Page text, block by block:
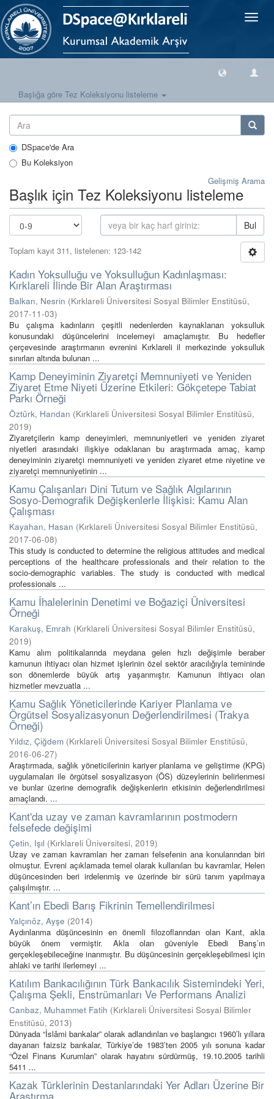
Geçiş
Başlığa göre Tez Koleksiyonu listeleme
DSpace'de Ara
Bu Koleksiyon
Gelişmiş Arama
Başlık için Tez Koleksiyonu listeleme
Bul
Toplam kayıt 311, listelenen: 123-142
Kadın Yoksulluğu ve Yoksulluğun Kadınlaşması:
Kırklareli İlinde Bir Alan Araştırması
Balkan, Nesrin (Kırklareli Üniversitesi Sosyal Bilimler Enstitüsü,
2017-11-03)
Bu çalışma kadınların çeşitli nedenlerden kaynaklanan yoksulluk
konusundaki düşüncelerini incelemeyi amaçlamıştır. Bu hedefler
çerçevesinde araştırmanın evrenini Kırklareli il merkezinde yoksulluk
sınırları altında bulunan ...
Kamp Deneyiminin Ziyaretçi Memnuniyeti ve Yeniden
Ziyaret Etme Niyeti Üzerine Etkileri: Gökçetepe Tabiat
Parkı Örneği
Öztürk, Handan (Kırklareli Üniversitesi Sosyal Bilimler Enstitüsü,
2019)
Ziyaretçilerin kamp deneyimleri, memnuniyetleri ve yeniden ziyaret
niyetleri arasındaki ilişkiye odaklanan bu araştırmada amaç, kamp
deneyiminin ziyaretçi memnuniyeti ve yeniden ziyaret etme niyetine ve
ziyaretçi memnuniyetinin ...
Kamu Çalışanları Dini Tutum ve Sağlık Algılarının
Sosyo-Demografik Değişkenlerle İlişkisi: Kamu Alan
Çalışması
Kayahan, Hasan (Kırklareli Üniversitesi Sosyal Bilimler Enstitüsü,
2017-06-08)
This study is conducted to determine the religious attitudes and medical
perceptions of the healthcare professionals and their relation to the
socio-demographic variables. The study is conducted with medical
professionals ...
Kamu İhalelerinin Denetimi ve Boğaziçi Üniversitesi
Örneği
Karakuş, Emrah (Kırklareli Üniversitesi Sosyal Bilimler Enstitüsü,
2019)
Kamu alım politikalarında meydana gelen hızlı değişimle beraber
kamunun ihtiyacı olan hizmet işlerinin özel sektör aracılığıyla temininde
son dönemlerde büyük artış yaşanmıştır. Kamunun ihtiyacı olan
hizmetler mevzuatla ...
Kamu Sağlık Yöneticilerinde Kariyer Planlama ve
Örgütsel Sosyalizasyonun Değerlendirilmesi (Trakya
Örneği)
Yıldız, Çiğdem (Kırklareli Üniversitesi Sosyal Bilimler Enstitüsü,
2016-06-27)
Araştırmada, sağlık yöneticilerinin kariyer planlama ve geliştirme (KPG)
uygulamaları ile örgütsel sosyalizasyon (ÖS) düzeylerinin belirlenmesi
ve bunlar üzerine demografik değişkenlerin etkisinin değerlendirilmesi
amaçlandı. ...
Kant'da uzay ve zaman kavramlarının postmodern
felsefede değişimi
Çetin, Işıl (Kırklareli Üniversitesi, 2019)
Uzay ve zaman kavramları her zaman felsefenin ana konularından biri
olmuştur. Evreni açıklamada temel olarak kullanılan bu kavramlar, Helen
düşüncesinden beri irdelenmiş ve üzerinde bir sürü tanım yapılmaya
çalışılmıştır. ...
Kant’ın Ebedi Barış Fikrinin Temellendirilmesi
Yalçınöz, Ayşe (2014)
Aydınlanma düşüncesinin en önemli filozoflarından olan Kant, akla
büyük önem vermiştir. Akla olan güveniyle Ebedi Barış’ın
gerçekleşebileceğine inanmıştır. Bu düşüncesinin gerçekleşebilmesi için
ahlaki ve tarihi ilerlemeyi ...
Katılım Bankacılığının Türk Bankacılık Sistemindeki Yeri,
Çalışma Şekli, Enstrümanları Ve Performans Analizi
Canbaz, Muhammet Fatih (Kırklareli Üniversitesi Sosyal Bilimler
Enstitüsü, 2013)
Dünyada “İslâmi bankalar” olarak adlandırılan ve başlangıcı 1960’lı yıllara
dayanan faizsiz bankalar, Türkiye’de 1983’ten 2005 yılı sonuna kadar
“Özel Finans Kurumları” olarak hayatını sürdürmüş, 19.10.2005 tarihli
5411 ...
Kazak Türklerinin Destanlarındaki Yer Adları Üzerine Bir
Araştırma